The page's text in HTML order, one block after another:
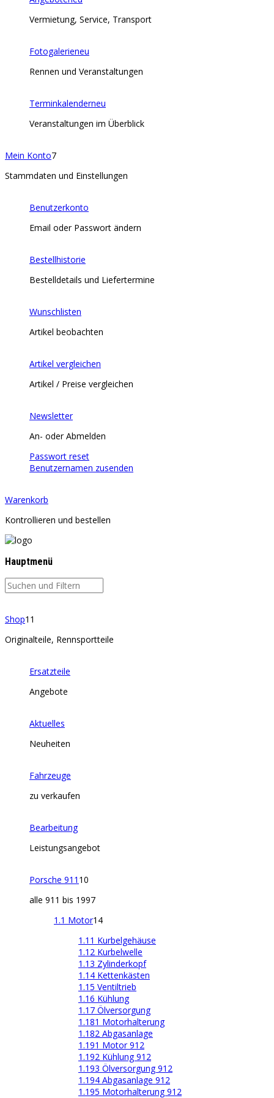
Vermietung, Service, Transport
Fotogalerieneu
Rennen und Veranstaltungen
Terminkalenderneu
Veranstaltungen im Überblick
Mein Konto7
Stammdaten und Einstellungen
Benutzerkonto
Email oder Passwort ändern
Bestellhistorie
Bestelldetails und Liefertermine
Wunschlisten
Artikel beobachten
Artikel vergleichen
Artikel / Preise vergleichen
Newsletter
An- oder Abmelden
Passwort reset
Benutzernamen zusenden
Warenkorb
Kontrollieren und bestellen
Hauptmenü
Shop11
Originalteile, Rennsportteile
Ersatzteile
Angebote
Aktuelles
Neuheiten
Fahrzeuge
zu verkaufen
Bearbeitung
Leistungsangebot
Porsche 911 10
alle 911 bis 1997
1.1 Motor14
1.11 Kurbelgehäuse
1.12 Kurbelwelle
1.13 Zylinderkopf
1.14 Kettenkästen
1.15 Ventiltrieb
1.16 Kühlung
1.17 Ölversorgung
1.181 Motorhalterung
1.182 Abgasanlage
1.191 Motor 912
1.192 Kühlung 912
1.193 Ölversorgung 912
1.194 Abgasanlage 912
1.195 Motorhalterung 912